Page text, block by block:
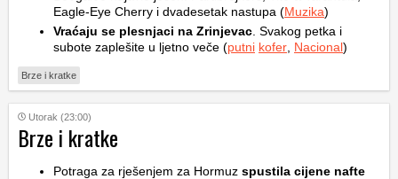
Eagle-Eye Cherry i dvadesetak nastupa (Muzika)
Vraćaju se plesnjaci na Zrinjevac . Svakog petka i
subote zaplešite u ljetno veče (putni kofer Nacional)
Brze i kratke
Utorak (23:00)
Brze i kratke
Potraga za rješenjem za Hormuz spustila cijene nafte